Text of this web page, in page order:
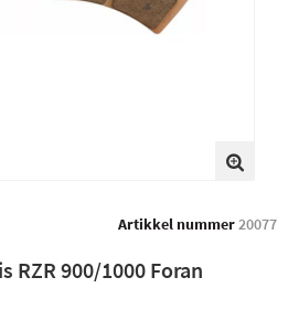
Artikkel nummer20077
RZR 900/1000 Foran